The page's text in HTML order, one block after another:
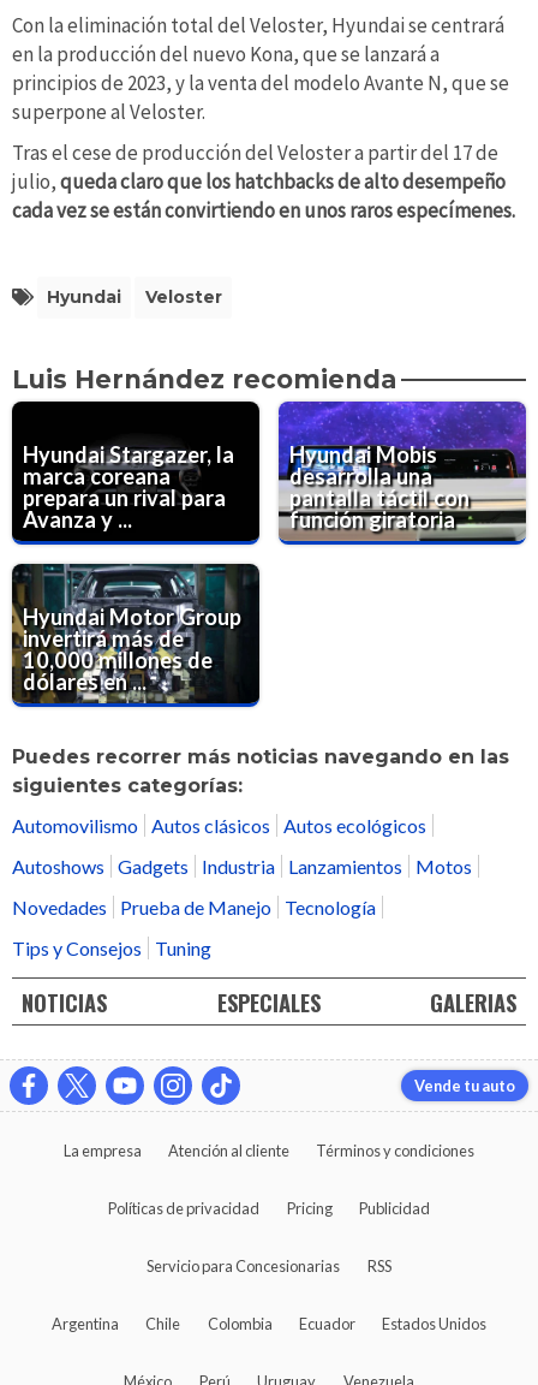
Con la eliminación total del Veloster, Hyundai se centrará
en la producción del nuevo Kona, que se lanzará a
principios de 2023, y la venta del modelo Avante N, que se
superpone al Veloster.
Tras el cese de producción del Veloster a partir del 17 de
julio,queda claro que los hatchbacks de alto desempeño
cada vez se están convirtiendo en unos raros especímenes.
Hyundai Veloster
Luis Hernández recomienda
Hyundai Stargazer, la
marca coreana
prepara un rival para
Avanza y ...
Hyundai Mobis
desarrolla una
pantalla táctil con
función giratoria
Hyundai Motor Group
invertirá más de
10,000 millones de
dólares en ...
Puedes recorrer más noticias navegando en las
siguientes categorías:
Automovilismo Autos clásicos
Autos ecológicos
Autoshows
Gadgets Industria Lanzamientos
Motos
Novedades
Prueba de Manejo
Tecnología
Tips y Consejos
Tuning
NOTICIAS ESPECIALES GALERIAS
Vende tu auto
La empresa Atención al cliente Términos y condiciones
Políticas de privacidad Pricing Publicidad
Servicio para Concesionarias RSS
Argentina Chile Colombia Ecuador Estados Unidos